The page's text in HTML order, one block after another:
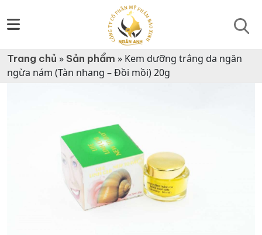
Trang chủ »Sản phẩm » Kem dưỡng trắng da ngăn
ngừa nám (Tàn nhang – Đồi mồi) 20g